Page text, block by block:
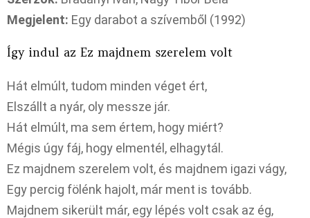
Megjelent: Egy darabot a szívemből (1992)
Így indul az Ez majdnem szerelem volt
Hát elmúlt, tudom minden véget ért,
Elszállt a nyár, oly messze jár.
Hát elmúlt, ma sem értem, hogy miért?
Mégis úgy fáj, hogy elmentél, elhagytál.
Ez majdnem szerelem volt, és majdnem igazi vágy,
Egy percig fölénk hajolt, már ment is tovább.
Majdnem sikerült már, egy lépés volt csak az ég,